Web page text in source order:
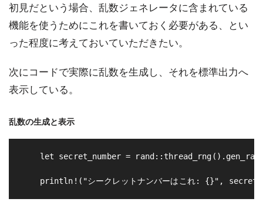
初見だという場合、乱数ジェネレータに含まれている
機能を使うためにこれを書いておく必要がある、とい
った程度に考えておいていただきたい。
次にコードで実際に乱数を生成し、それを標準出力へ
表示している。
乱数の生成と表示
let secret_number =